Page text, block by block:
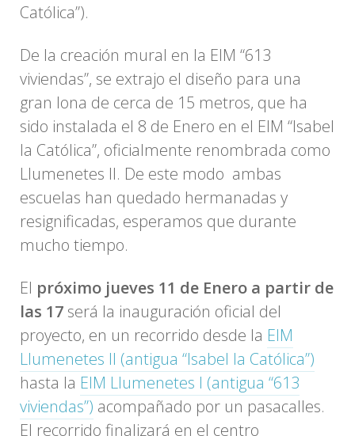
Católica”).
De la creación mural en la EIM “613
viviendas”, se extrajo el diseño para una
gran lona de cerca de 15 metros, que ha
sido instalada el 8 de Enero en el EIM “Isabel
la Católica”, oficialmente renombrada como
Llumenetes II. De este modo ambas
escuelas han quedado hermanadas y
resignificadas, esperamos que durante
mucho tiempo.
El próximo jueves 11 de Enero a partir de
las 17 será la inauguración oficial del
proyecto, en un recorrido desde la EIM
Llumenetes II (antigua “Isabel la Católica”)
hasta la EIM Llumenetes I (antigua “613
viviendas”) acompañado por un pasacalles.
El recorrido finalizará en el centro